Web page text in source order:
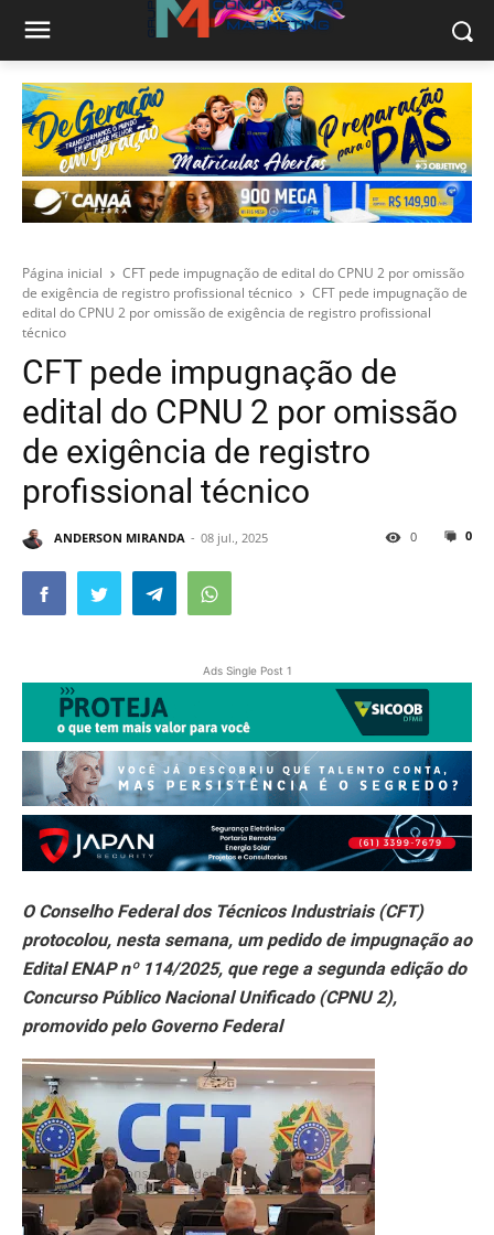
Página inicial
CFT pede impugnação de edital do CPNU 2 por omissão
de exigência de registro profissional técnico
CFT pede impugnação de
edital do CPNU 2 por omissão de exigência de registro profissional
técnico
CFT pede impugnação de
edital do CPNU 2 por omissão
de exigência de registro
profissional técnico
ANDERSON MIRANDA 08 jul., 2025 0
0
Ads Single Post 1
O Conselho Federal dos Técnicos Industriais (CFT)
protocolou, nesta semana, um pedido de impugnação ao
Edital ENAP nº 114/2025, que rege a segunda edição do
Concurso Público Nacional Unificado (CPNU 2),
promovido pelo Governo Federal